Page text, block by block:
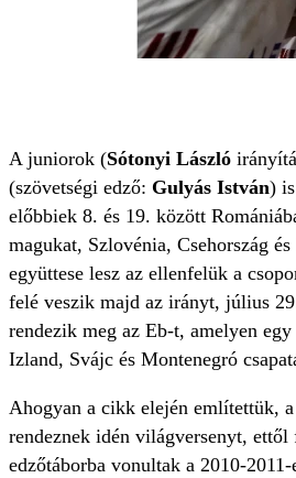
A juniorok (Sótonyi László
(szövetségi edző: Gulyás István)
előbbiek 8. és 19. között
magukat, Szlovénia, Csehország
együttese lesz az ellenfelük a
felé veszik majd az irányt, július
rendezik meg az Eb-t, amelyen
Izland, Svájc és Montenegró
Ahogyan a cikk elején említettük,
rendeznek idén világversenyt,
edzőtáborba vonultak a 2010-